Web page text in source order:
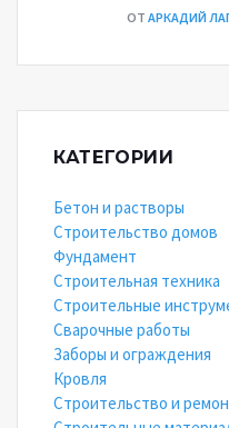
ОТ АРКАДИЙ
КАТЕГОРИИ
Бетон и растворы
Строительство домов
Фундамент
Строительная техника
Строительные
Сварочные работы
Заборы и ограждения
Кровля
Строительство и